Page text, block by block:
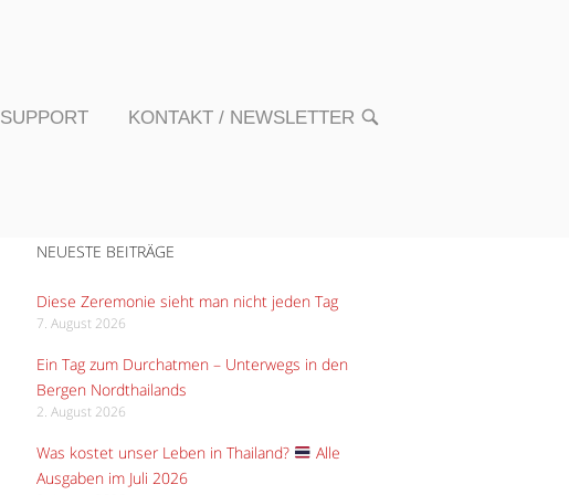
SUPPORT KONTAKT / NEWSLETTER OPEN
NEUESTE BEITRÄGE
Diese Zeremonie sieht man nicht jeden Tag
7. August 2026
Ein Tag zum Durchatmen – Unterwegs in den
Bergen Nordthailands
2. August 2026
Was kostet unser Leben in Thailand?
Alle
Ausgaben im Juli 2026